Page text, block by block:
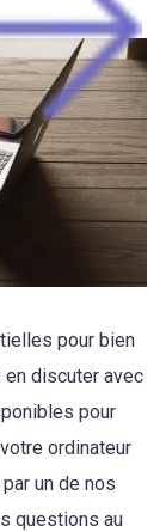
pour bien
en discuter avec
pour
ordinateur
un de nos
questions au